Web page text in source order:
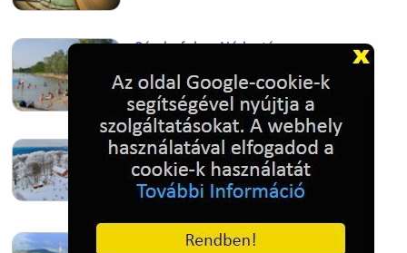
Sándorfalva, Nádastó
2022. Nov. 01.
Hóban gyakran gazdag télen a
Kékestető
2022. Nov. 01.
Kékestető település